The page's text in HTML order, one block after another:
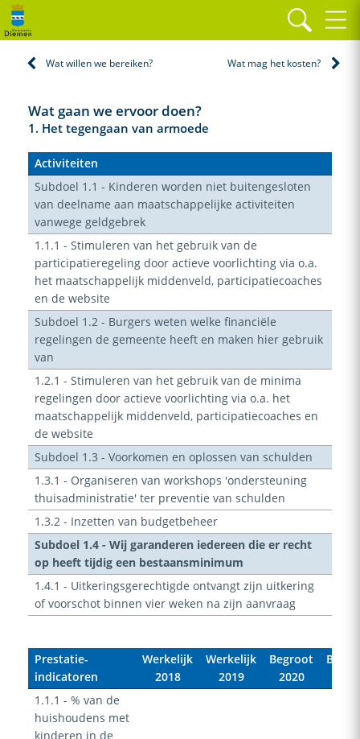
Home Wat gaan we ervoor doen?
Wat willen we bereiken? Wat mag het kosten?
Wat gaan we ervoor doen?
1. Het tegengaan van armoede
Activiteiten
Subdoel 1.1 - Kinderen worden niet buitengesloten
van deelname aan maatschappelijke activiteiten
vanwege geldgebrek
1.1.1 - Stimuleren van het gebruik van de
participatieregeling door actieve voorlichting via o.a.
het maatschappelijk middenveld, participatiecoaches
en de website
Subdoel 1.2 - Burgers weten welke financiële
regelingen de gemeente heeft en maken hier gebruik
van
1.2.1 - Stimuleren van het gebruik van de minima
regelingen door actieve voorlichting via o.a. het
maatschappelijk middenveld, participatiecoaches en
de website
Subdoel 1.3 - Voorkomen en oplossen van schulden
1.3.1 - Organiseren van workshops 'ondersteuning
thuisadministratie' ter preventie van schulden
1.3.2 - Inzetten van budgetbeheer
Subdoel 1.4 - Wij garanderen iedereen die er recht
op heeft tijdig een bestaansminimum
1.4.1 - Uitkeringsgerechtigde ontvangt zijn uitkering
of voorschot binnen vier weken na zijn aanvraag
Prestatie-
indicatoren
Werkelijk
2018
Werkelijk
2019
Begroot
2020
1.1.1 - % van de
huishoudens met
kinderen in de